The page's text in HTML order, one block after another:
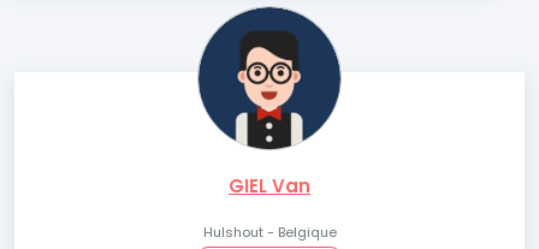
GIEL Van
Hulshout - Belgique